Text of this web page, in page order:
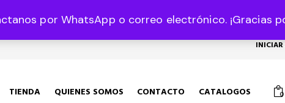
por WhatsApp o correo electrónico. ¡Gracias
INICIAR
TIENDA QUIENES SOMOS CONTACTO CATALOGOS 0